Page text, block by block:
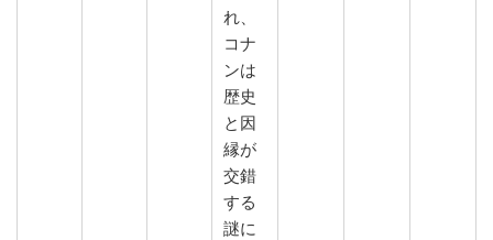
れ、
コナ
ンは
歴史
と因
縁が
交錯
する
謎に